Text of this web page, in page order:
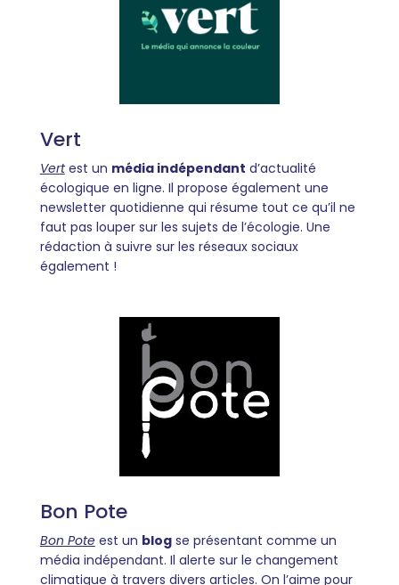
Vert
Vertest un média indépendant d’actualité
écologique en ligne. Il propose également une
newsletter quotidienne qui résume tout ce qu’il ne
faut pas louper sur les sujets de l’écologie. Une
rédaction à suivre sur les réseaux sociaux
également !
Bon Pote
Bon Poteest un blogse présentant comme un
média indépendant. Il alerte sur le changement
climatique à travers divers articles. On l’aime pour